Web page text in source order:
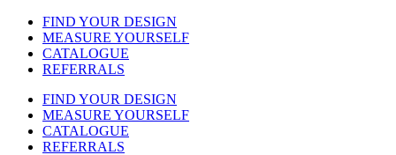
FIND YOUR DESIGN
MEASURE YOURSELF
CATALOGUE
REFERRALS
FIND YOUR DESIGN
MEASURE YOURSELF
CATALOGUE
REFERRALS